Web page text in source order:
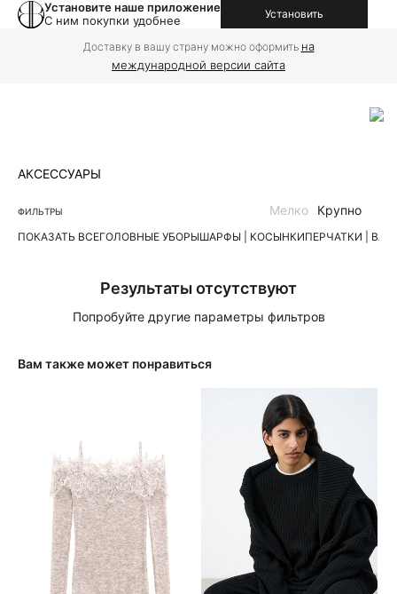
Установите наше приложение
С ним покупки удобнее
Установить
Доставку в вашу страну можно оформить на
международной версии сайта
АКСЕССУАРЫ
ФИЛЬТРЫ
ПОКАЗАТЬ ВСЕГОЛОВНЫЕ УБОРЫШАРФЫ | КОСЫНКИПЕРЧАТКИ |
Мелко Крупно
Результаты отсутствуют
Попробуйте другие параметры фильтров
Вам также может понравиться